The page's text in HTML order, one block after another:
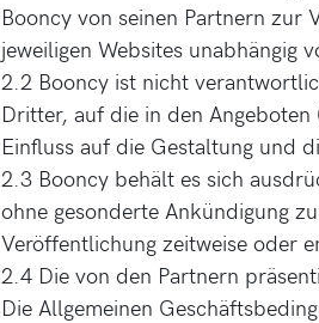
Booncy von seinen Partnern zur
jeweiligen Websites unabhängig
2.2 Booncy ist nicht
Dritter, auf die in den
Einfluss auf die Gestaltung und
2.3 Booncy behält es sich
ohne gesonderte Ankündigung
Veröffentlichung zeitweise oder
2.4 Die von den Partnern
Die Allgemeinen